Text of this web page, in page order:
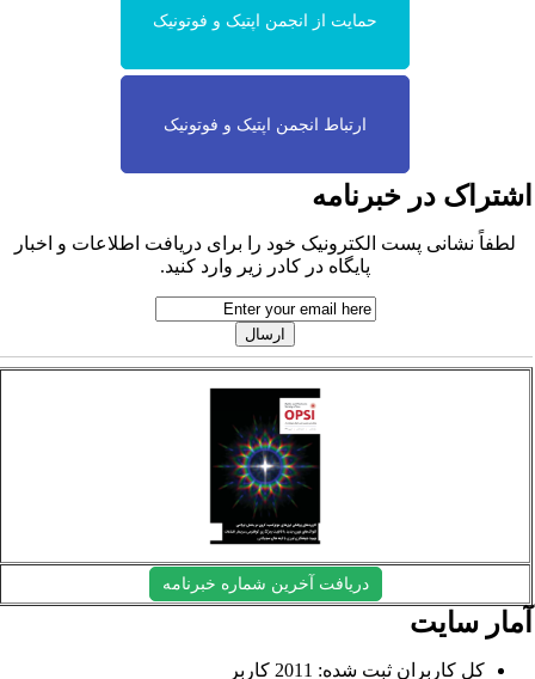
حمایت از انجمن اپتیک و فوتونیک
ارتباط انجمن اپتیک و فوتونیک
در خبرنامه
لطفاً نشانی پست الکترونیک خود را برای دریافت اطلاعات و اخبار
پایگاه در کادر زیر وارد کنید.
دریافت آخرین شماره خبرنامه
سایت
کل کاربران ثبت شده: 2011 کاربر